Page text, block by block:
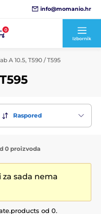
info@momanio.hr
0
Izbornik
A 10.5, T590 / T595
Raspored
0 proizvoda
sada nema
od 0.